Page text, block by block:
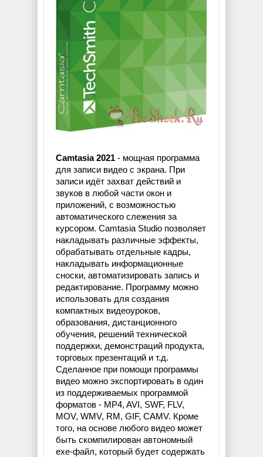
Camtasia 2021 - мощная программа
для записи видео с экрана. При
записи идёт захват действий и
звуков в любой части окон и
приложений, с возможностью
автоматического слежения за
курсором. Camtasia Studio позволяет
накладывать различные эффекты,
обрабатывать отдельные кадры,
накладывать информационные
сноски, автоматизировать запись и
редактирование. Программу можно
использовать для создания
компактных видеоуроков,
образования, дистанционного
обучения, решений технической
поддержки, демонстраций продукта,
торговых презентаций и т.д.
Сделанное при помощи программы
видео можно экспортировать в один
из поддерживаемых программой
форматов - MP4, AVI, SWF, FLV,
MOV, WMV, RM, GIF, CAMV. Кроме
того, на основе любого видео может
быть скомпилирован автономный
exe-файл, который будет содержать